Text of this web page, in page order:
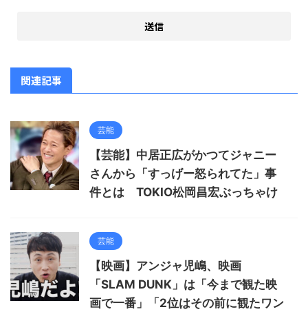
関連記事
芸能
【芸能】中居正広がかつてジャニー
さんから「すっげー怒られてた」事
件とは TOKIO松岡昌宏ぶっちゃけ
芸能
【映画】アンジャ児嶋、映画
「SLAM DUNK」は「今まで観た映
画で一番」「2位はその前に観たワン